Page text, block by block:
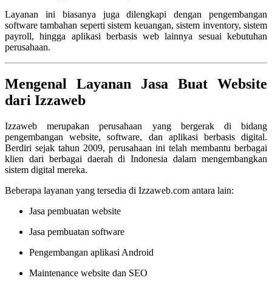
Layanan ini biasanya juga dilengkapi dengan pengembangan
software tambahan seperti sistem keuangan, sistem inventory, sistem
payroll, hingga aplikasi berbasis web lainnya sesuai kebutuhan
perusahaan.
Mengenal Layanan Jasa Buat Website
dari Izzaweb
Izzaweb merupakan perusahaan yang bergerak di bidang
pengembangan website, software, dan aplikasi berbasis digital.
Berdiri sejak tahun 2009, perusahaan ini telah membantu berbagai
klien dari berbagai daerah di Indonesia dalam mengembangkan
sistem digital mereka.
Beberapa layanan yang tersedia di Izzaweb.com antara lain:
Jasa pembuatan website
Jasa pembuatan software
Pengembangan aplikasi Android
Maintenance website dan SEO